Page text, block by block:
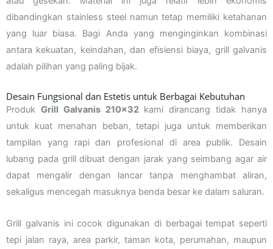
dibandingkan stainless steel namun tetap memiliki ketahanan
yang luar biasa. Bagi Anda yang menginginkan kombinasi
antara kekuatan, keindahan, dan efisiensi biaya, grill galvanis
adalah pilihan yang paling bijak.
Desain Fungsional dan Estetis untuk Berbagai Kebutuhan
Produk Grill Galvanis 210×32kami dirancang tidak hanya
untuk kuat menahan beban, tetapi juga untuk memberikan
tampilan yang rapi dan profesional di area publik. Desain
lubang pada grill dibuat dengan jarak yang seimbang agar air
dapat mengalir dengan lancar tanpa menghambat aliran,
sekaligus mencegah masuknya benda besar ke dalam saluran.
Grill galvanis ini cocok digunakan di berbagai tempat seperti
tepi jalan raya, area parkir, taman kota, perumahan, maupun